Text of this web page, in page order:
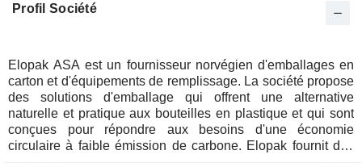
Profil Société
Elopak ASA est un fournisseur norvégien d'emballages en
carton et d'équipements de remplissage. La société propose
des solutions d'emballage qui offrent une alternative
naturelle et pratique aux bouteilles en plastique et qui sont
conçues pour répondre aux besoins d'une économie
circulaire à faible émission de carbone. Elopak fournit des